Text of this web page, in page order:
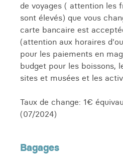
de voyages ( attention les
sont élevés) que vous
carte bancaire est
(attention aux horaires
pour les paiements en
budget pour les boissons,
sites et musées et les
Taux de change: 1€
(07/2024)
Bagages